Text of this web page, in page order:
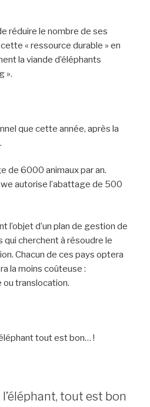
réduire le nombre de ses
« ressource durable » en
la viande d’éléphants
».
que cette année, après la
de 6000 animaux par an.
autorise l’abattage de 500
l’objet d’un plan de gestion de
cherchent à résoudre le
Chacun de ces pays optera
la moins coûteuse :
translocation.
tout est bon… !
l’éléphant, tout est bon